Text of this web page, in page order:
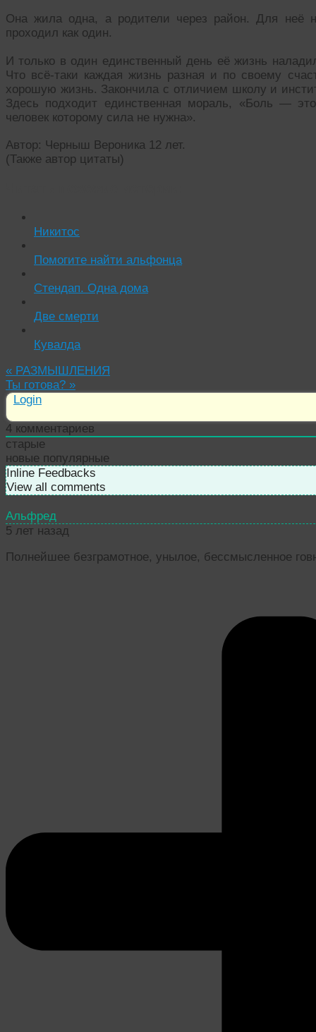
Она жила одна, а родители через район. Для неё
проходил как один.
И только в один единственный день её жизнь
Что всё-таки каждая жизнь разная и по своему
хорошую жизнь. Закончила с отличием школу и
Здесь подходит единственная мораль, «Боль —
человек которому сила не нужна».
Автор: Черныш Вероника 12 лет.
(Также автор цитаты)
Никитос
Помогите найти альфонца
Стендап. Одна дома
Две смерти
Кувалда
« РАЗМЫШЛЕНИЯ
Ты готова? »
Login
4 комментариев
старые
новые популярные
Inline Feedbacks
View all comments
Альфред
5 лет назад
Полнейшее безграмотное, унылое, бессмысленное